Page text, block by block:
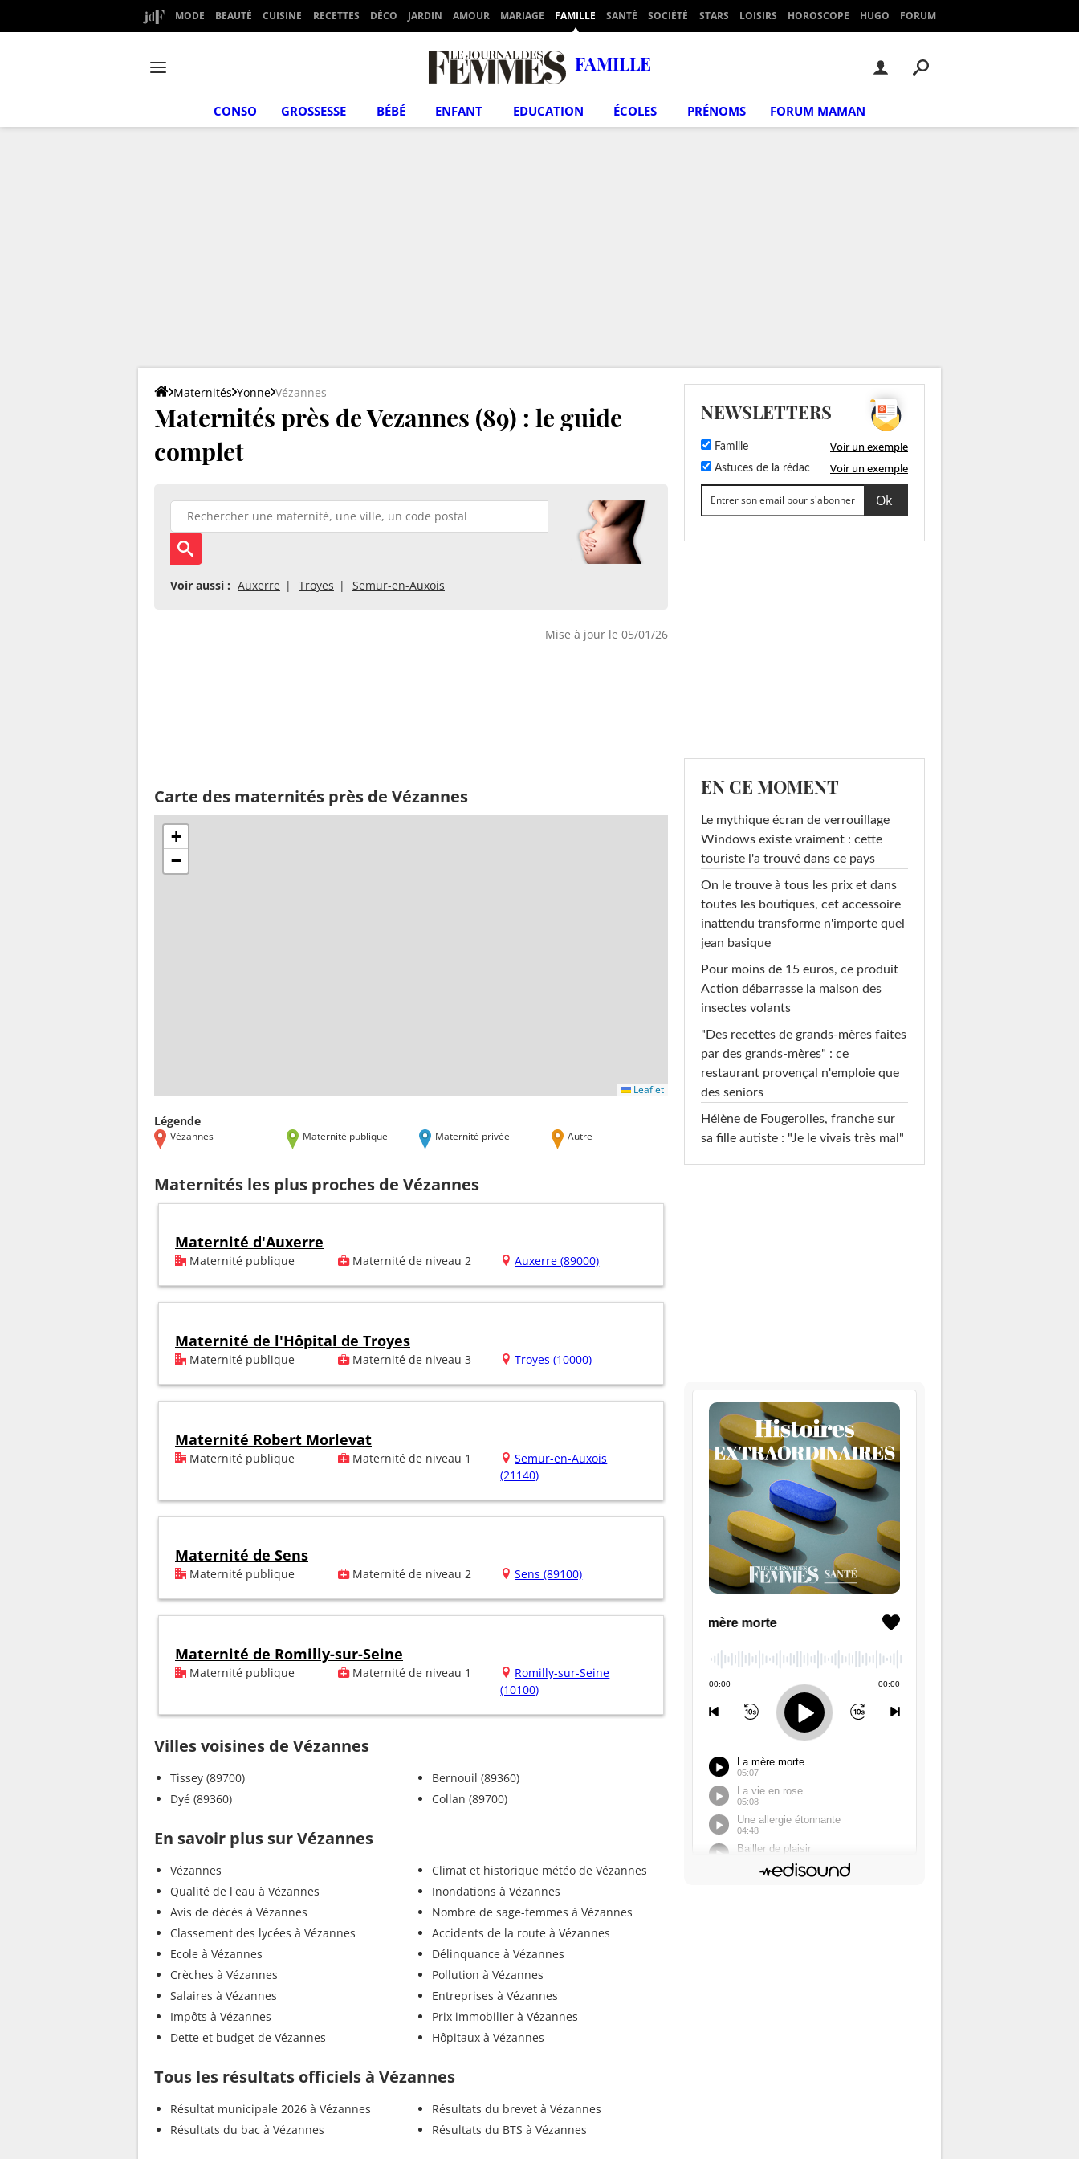
MODE BEAUTÉ CUISINE RECETTES DÉCO JARDIN AMOUR MARIAGE FAMILLE SANTÉ SOCIÉTÉ STARS LOISIRS HOROSCOPE HUGO FORUM
FAMILLE
CONSO GROSSESSE BÉBÉ ENFANT EDUCATION ÉCOLES PRÉNOMS FORUM MAMAN
Maternités Yonne Vézannes
Maternités près de Vezannes (89) : le guide
complet
Voir aussi : Auxerre Troyes Semur-en-Auxois
Mise à jour le 05/01/26
Carte des maternités près de Vézannes
+
−
Leaflet
Légende
Vézannes Maternité publique Maternité privée Autre
Maternités les plus proches de Vézannes
Maternité d'Auxerre
Maternité publique Maternité de niveau 2 Auxerre (89000)
Maternité de l'Hôpital de Troyes
Maternité publique Maternité de niveau 3 Troyes (10000)
Maternité Robert Morlevat
Maternité publique Maternité de niveau 1
Semur-en-Auxois
(21140)
Maternité de Sens
Maternité publique Maternité de niveau 2 Sens (89100)
Maternité de Romilly-sur-Seine
Maternité publique Maternité de niveau 1
Romilly-sur-Seine
(10100)
Villes voisines de Vézannes
Tissey (89700)
Dyé (89360)
Bernouil (89360)
Collan (89700)
En savoir plus sur Vézannes
Vézannes
Qualité de l'eau à Vézannes
Avis de décès à Vézannes
Classement des lycées à Vézannes
Ecole à Vézannes
Crèches à Vézannes
Salaires à Vézannes
Impôts à Vézannes
Dette et budget de Vézannes
Climat et historique météo de Vézannes
Inondations à Vézannes
Nombre de sage-femmes à Vézannes
Accidents de la route à Vézannes
Délinquance à Vézannes
Pollution à Vézannes
Entreprises à Vézannes
Prix immobilier à Vézannes
Hôpitaux à Vézannes
Tous les résultats officiels à Vézannes
Résultat municipale 2026 à Vézannes
Résultats du bac à Vézannes
Résultats du brevet à Vézannes
Résultats du BTS à Vézannes
NEWSLETTERS
Famille Voir un exemple
Astuces de la rédac Voir un exemple
EN CE MOMENT
Le mythique écran de verrouillage
Windows existe vraiment : cette
touriste l'a trouvé dans ce pays
On le trouve à tous les prix et dans
toutes les boutiques, cet accessoire
inattendu transforme n'importe quel
jean basique
Pour moins de 15 euros, ce produit
Action débarrasse la maison des
insectes volants
"Des recettes de grands-mères faites
par des grands-mères" : ce
restaurant provençal n'emploie que
des seniors
Hélène de Fougerolles, franche sur
sa fille autiste : "Je le vivais très mal"